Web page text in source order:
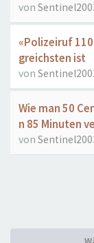
von
«Polizeiruf
greichsten ist
von
Wie man 50
n 85 Minuten
von